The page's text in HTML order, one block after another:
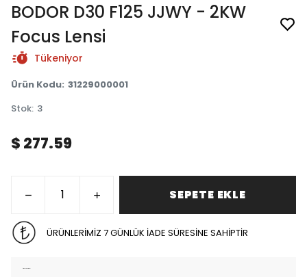
BODOR D30 F125 JJWY - 2KW
Focus Lensi
Tükeniyor
Ürün Kodu: 31229000001
Stok: 3
$ 277.59
SEPETE EKLE
ÜRÜNLERİMİZ 7 GÜNLÜK İADE SÜRESİNE SAHİPTİR